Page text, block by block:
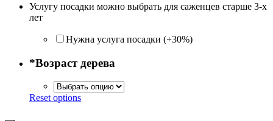
Услугу посадки можно выбрать для саженцев старше 3-х
лет
Нужна услуга посадки (+30%)
*Возраст дерева
Reset options